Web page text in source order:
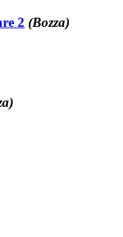
2 (Bozza)